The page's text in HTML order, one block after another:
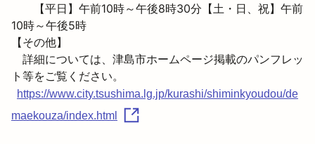
【平日】午前10時～午後8時30分【土・日、祝】午前
10時～午後5時
【その他】
詳細については、津島市ホームページ掲載のパンフレッ
ト等をご覧ください。
https://www.city.tsushima.lg.jp/kurashi/shiminkyoudou/de
maekouza/index.html